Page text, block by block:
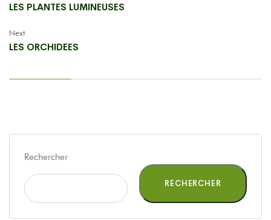
LES PLANTES LUMINEUSES
Next
LES ORCHIDEES
Rechercher
RECHERCHER